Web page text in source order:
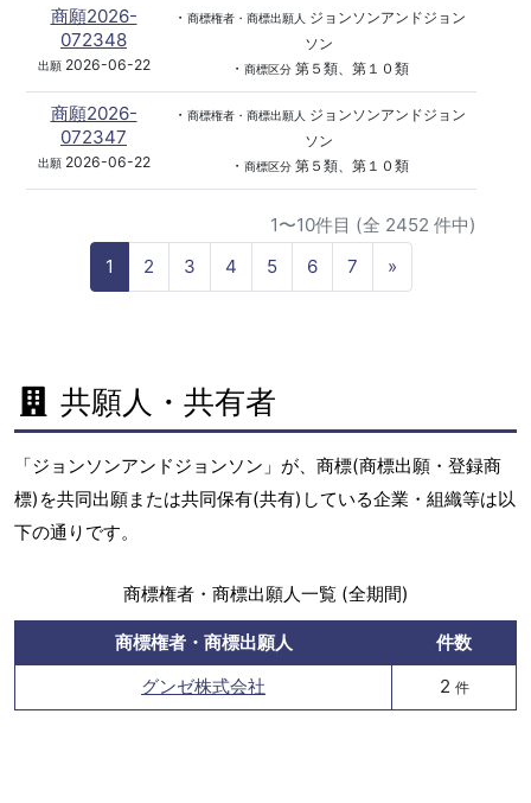
商願2026-
072348
出願2026-06-22
・ 商標権者・商標出願人
ジョンソンアンドジョン
ソン
・ 商標区分第５類、第１０類
商願2026-
072347
出願2026-06-22
・ 商標権者・商標出願人
ジョンソンアンドジョン
ソン
・ 商標区分第５類、第１０類
1〜10件目 (全 2452 件中)
1
2 3 4 5 6 7 »
e
共願人・共有者
「ジョンソンアンドジョンソン」が、商標(商標出願・登録商
標)を共同出願または共同保有(共有)している企業・組織等は以
下の通りです。
商標権者・商標出願人一覧 (全期間)
商標権者・商標出願人
件数
グンゼ株式会社
2 件